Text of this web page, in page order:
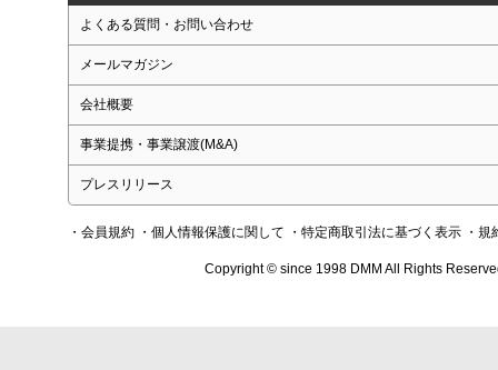
よくある質問・お問い合わせ
メールマガジン
会社概要
事業提携・事業譲渡(M&A)
プレスリリース
・会員規約 ・個人情報保護に関して ・特定商取引法に基づく表示 ・規
Copyright © since 1998 DMM All Rights